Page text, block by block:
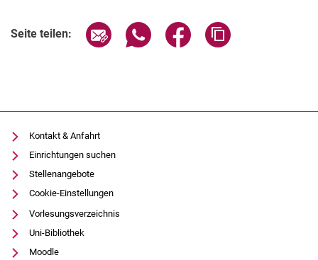
Seite teilen: Seite über E-Mail teilen
Seite über WhatsApp teilen
Seite über Facebook
Kontakt & Anfahrt
Einrichtungen suchen
Stellenangebote
Cookie-Einstellungen
Vorlesungsverzeichnis
Uni-Bibliothek
Moodle